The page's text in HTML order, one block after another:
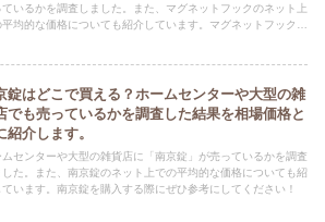
ているかを調査しました。また、マグネットフックのネット上
均的な価格についても紹介しています。マグネットフックを
錠はどこで買える？ホームセンターや大型の雑
でも売っているかを調査した結果を相場価格と
紹介します。
ムセンターや大型の雑貨店に「南京錠」が売っているかを調査
した。また、南京錠のネット上での平均的な価格についても紹
ています。南京錠を購入する際にぜひ参考にしてください！